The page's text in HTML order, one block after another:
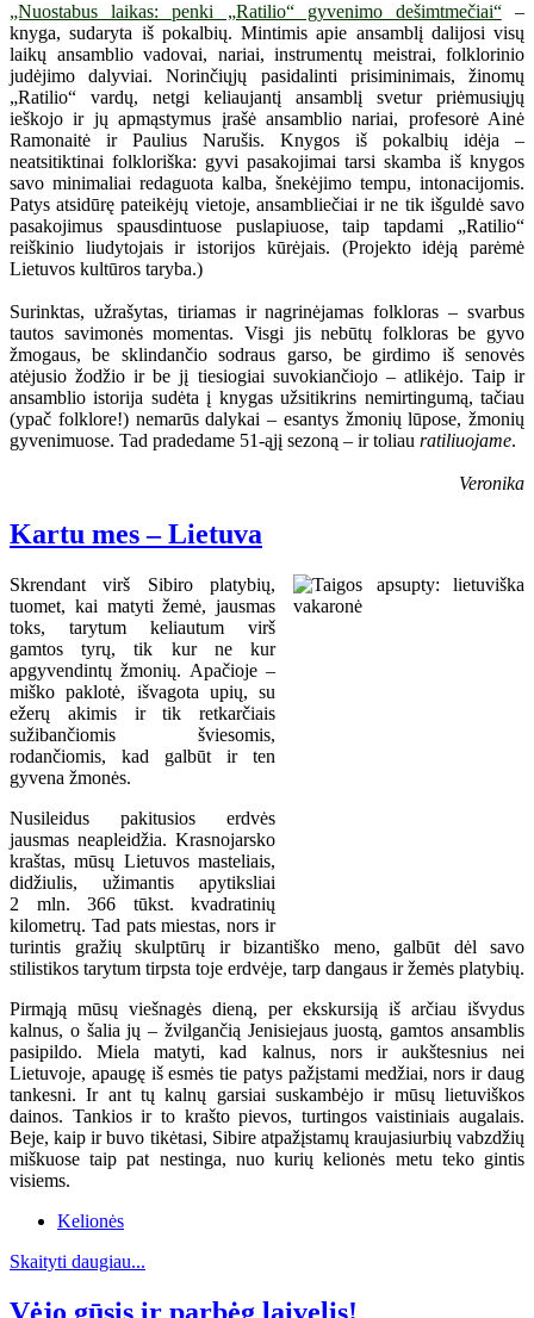
„Nuostabus laikas: penki „Ratilio“ gyvenimo dešimtmečiai“–
knyga, sudaryta iš pokalbių. Mintimis apie ansamblį dalijosi visų
laikų ansamblio vadovai, nariai, instrumentų meistrai, folklorinio
judėjimo dalyviai. Norinčiųjų pasidalinti prisiminimais, žinomų
„Ratilio“ vardų, netgi keliaujantį ansamblį svetur priėmusiųjų
ieškojo ir jų apmąstymus įrašė ansamblio nariai, profesorė Ainė
Ramonaitė ir Paulius Narušis. Knygos iš pokalbių idėja –
neatsitiktinai folkloriška: gyvi pasakojimai tarsi skamba iš knygos
savo minimaliai redaguota kalba, šnekėjimo tempu, intonacijomis.
Patys atsidūrę pateikėjų vietoje, ansambliečiai ir ne tik išguldė savo
pasakojimus spausdintuose puslapiuose, taip tapdami „Ratilio“
reiškinio liudytojais ir istorijos kūrėjais. (Projekto idėją parėmė
Lietuvos kultūros taryba.)
Surinktas, užrašytas, tiriamas ir nagrinėjamas folkloras – svarbus
tautos savimonės momentas. Visgi jis nebūtų folkloras be gyvo
žmogaus, be sklindančio sodraus garso, be girdimo iš senovės
atėjusio žodžio ir be jį tiesiogiai suvokiančiojo – atlikėjo. Taip ir
ansamblio istorija sudėta į knygas užsitikrins nemirtingumą, tačiau
(ypač folklore!) nemarūs dalykai – esantys žmonių lūpose, žmonių
gyvenimuose. Tad pradedame 51-ąjį sezoną – ir toliau ratiliuojame.
Veronika
Kartu mes – Lietuva
Skrendant virš Sibiro platybių,
tuomet, kai matyti žemė, jausmas
toks, tarytum keliautum virš
gamtos tyrų, tik kur ne kur
apgyvendintų žmonių. Apačioje –
miško paklotė, išvagota upių, su
ežerų akimis ir tik retkarčiais
sužibančiomis šviesomis,
rodančiomis, kad galbūt ir ten
gyvena žmonės.
Nusileidus pakitusios erdvės
jausmas neapleidžia. Krasnojarsko
kraštas, mūsų Lietuvos masteliais,
didžiulis, užimantis apytiksliai
2 mln. 366 tūkst. kvadratinių
kilometrų. Tad pats miestas, nors ir
turintis gražių skulptūrų ir bizantiško meno, galbūt dėl savo
stilistikos tarytum tirpsta toje erdvėje, tarp dangaus ir žemės platybių.
Pirmąją mūsų viešnagės dieną, per ekskursiją iš arčiau išvydus
kalnus, o šalia jų – žvilgančią Jenisiejaus juostą, gamtos ansamblis
pasipildo. Miela matyti, kad kalnus, nors ir aukštesnius nei
Lietuvoje, apaugę iš esmės tie patys pažįstami medžiai, nors ir daug
tankesni. Ir ant tų kalnų garsiai suskambėjo ir mūsų lietuviškos
dainos. Tankios ir to krašto pievos, turtingos vaistiniais augalais.
Beje, kaip ir buvo tikėtasi, Sibire atpažįstamų kraujasiurbių vabzdžių
miškuose taip pat nestinga, nuo kurių kelionės metu teko gintis
visiems.
Kelionės
Skaityti daugiau...